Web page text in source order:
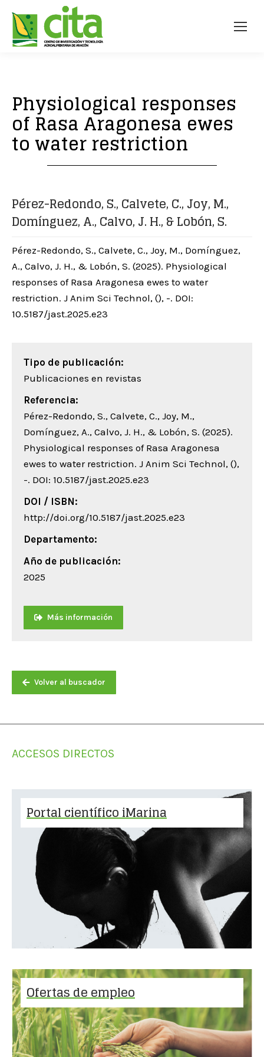
Physiological responses
of Rasa Aragonesa ewes
to water restriction
Pérez-Redondo, S., Calvete, C., Joy, M.,
Domínguez, A., Calvo, J. H., & Lobón, S.
Pérez-Redondo, S., Calvete, C., Joy, M., Domínguez,
A., Calvo, J. H., & Lobón, S. (2025). Physiological
responses of Rasa Aragonesa ewes to water
restriction. J Anim Sci Technol, (), -. DOI:
10.5187/jast.2025.e23
Tipo de publicación:
Publicaciones en revistas
Referencia:
Pérez-Redondo, S., Calvete, C., Joy, M.,
Domínguez, A., Calvo, J. H., & Lobón, S. (2025).
Physiological responses of Rasa Aragonesa
ewes to water restriction. J Anim Sci Technol, (),
-. DOI: 10.5187/jast.2025.e23
DOI / ISBN:
http://doi.org/10.5187/jast.2025.e23
Departamento:
Año de publicación:
2025
Más información
Volver al buscador
ACCESOS DIRECTOS
Portal científico iMarina
Ofertas de empleo